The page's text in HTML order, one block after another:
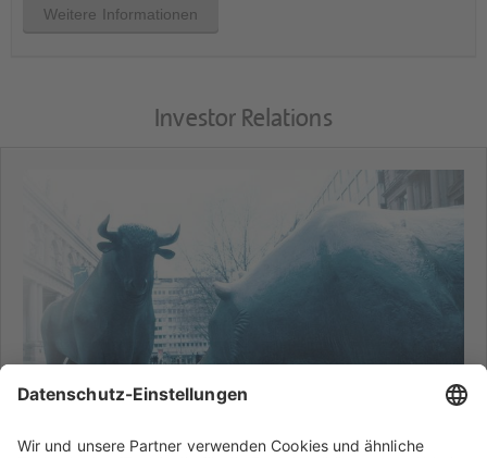
Weitere Informationen
Investor Relations